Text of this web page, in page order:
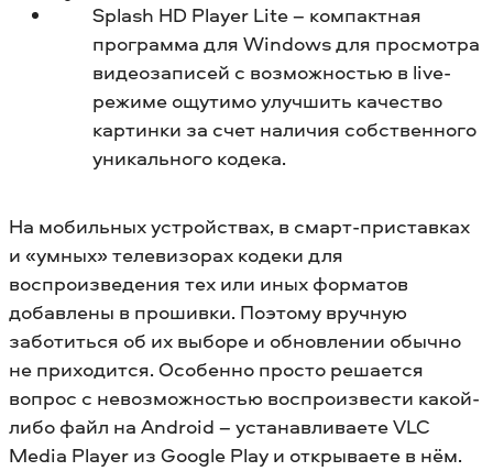
Splash HD Player Lite – компактная
программа для Windows для просмотра
видеозаписей с возможностью в live-
режиме ощутимо улучшить качество
картинки за счет наличия собственного
уникального кодека.
На мобильных устройствах, в смарт-приставках
и «умных» телевизорах кодеки для
воспроизведения тех или иных форматов
добавлены в прошивки. Поэтому вручную
заботиться об их выборе и обновлении обычно
не приходится. Особенно просто решается
вопрос с невозможностью воспроизвести какой-
либо файл на Android – устанавливаете VLC
Media Player из Google Play и открываете в нём.